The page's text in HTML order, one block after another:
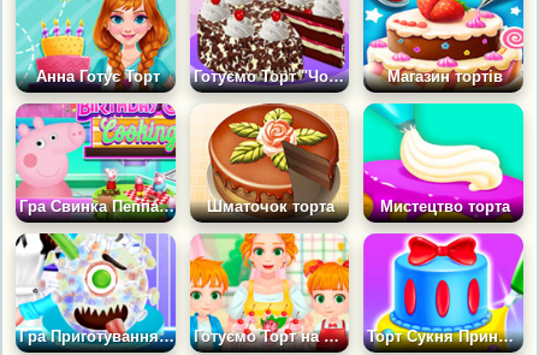
Анна Готує Торт Готуємо Торт "Чорний Ліс" Магазин тортів
Гра Свинка Пеппа: Готуємо Торт Шматочок торта Мистецтво торта
Гра Приготування торта: Корона Готуємо Торт на День Народження Мами Торт Сукня Принцеси